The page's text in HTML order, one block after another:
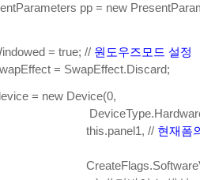
pp = new
= true; // 원도우즈모드 설정
= SwapEffect.Discard;
= new Device(0,
// 현재폼